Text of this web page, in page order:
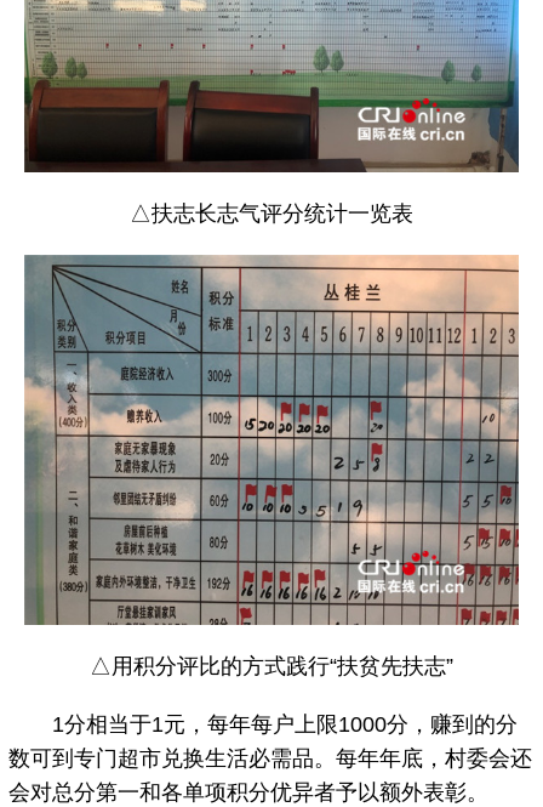
△扶志长志气评分统计一览表
△用积分评比的方式践行“扶贫先扶志”
1分相当于1元，每年每户上限1000分，赚到的分
数可到专门超市兑换生活必需品。每年年底，村委会还
会对总分第一和各单项积分优异者予以额外表彰。